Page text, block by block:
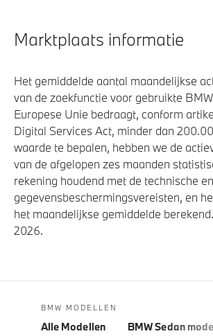
Akoestische waarschuwing voor
Marktplaats informatie
Het gemiddelde aantal maandelijkse
van de zoekfunctie voor gebruikte
Europese Unie bedraagt, conform
Digital Services Act, minder dan
waarde te bepalen, hebben we de
van de afgelopen zes maanden
rekening houdend met de technische en
gegevensbeschermingsvereisten, en
het maandelijkse gemiddelde
2026.
BMW MODELLEN
Alle Modellen BMW Sedan